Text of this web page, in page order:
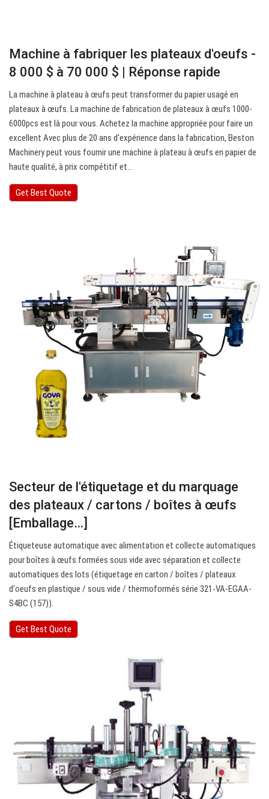
Machine à fabriquer les plateaux d'oeufs -
8 000 $ à 70 000 $ | Réponse rapide
La machine à plateau à œufs peut transformer du papier usagé en
plateaux à œufs. La machine de fabrication de plateaux à œufs 1000-
6000pcs est là pour vous. Achetez la machine appropriée pour faire un
excellent Avec plus de 20 ans d'expérience dans la fabrication, Beston
Machinery peut vous fournir une machine à plateau à œufs en papier de
haute qualité, à prix compétitif et…
Get Best Quote
Secteur de l'étiquetage et du marquage
des plateaux / cartons / boîtes à œufs
[Emballage…]
Étiqueteuse automatique avec alimentation et collecte automatiques
pour boîtes à œufs formées sous vide avec séparation et collecte
automatiques des lots (étiquetage en carton / boîtes / plateaux
d'oeufs en plastique / sous vide / thermoformés série 321-VA-EGAA-
S4BC (157)).
Get Best Quote